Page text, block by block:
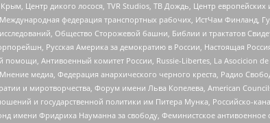
Центр дикого лосося, TVR Studios, ТВ Дождь, Центр
федерация транспортных рабочих, ИстЧам Финланд,
Общество Сторожевой башни, Библии и трактатов
Русская Америка за демократию в России, Настоящая
Антивоенный комитет России, Russie-Libertes, La Asocicion
медиа, Федерация анархического черного креста, Радио
и миротворчества, Форум имени Льва Копелева, American
и государственной политики им Питера Мунка, Российско-
Фридриха Науманна за свободу, Феминистское антивоенное